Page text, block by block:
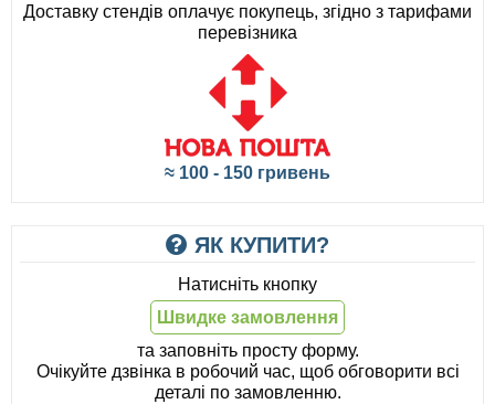
Доставку стендів оплачує покупець, згідно з тарифами
перевізника
≈ 100 - 150 гривень
ЯК КУПИТИ?
Натисніть кнопку
Швидке замовлення
та заповніть просту форму.
Очікуйте дзвінка в робочий час, щоб обговорити всі
деталі по замовленню.